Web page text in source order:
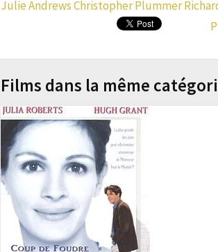
Julie AndrewsChristopher Plummer
Films dans la même